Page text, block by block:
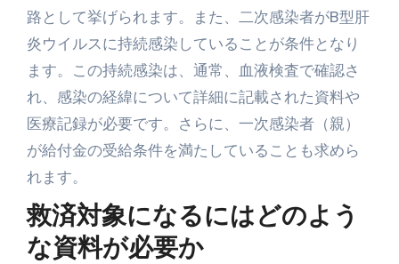
路として挙げられます。また、二次感染者がB型肝
炎ウイルスに持続感染していることが条件となり
ます。この持続感染は、通常、血液検査で確認さ
れ、感染の経緯について詳細に記載された資料や
医療記録が必要です。さらに、一次感染者（親）
が給付金の受給条件を満たしていることも求めら
れます。
救済対象になるにはどのよう
な資料が必要か